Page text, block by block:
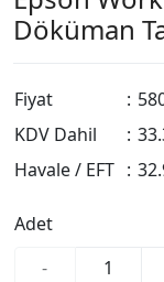
Döküman
Fiyat :
KDV Dahil
:
Havale / EFT :
Adet
-